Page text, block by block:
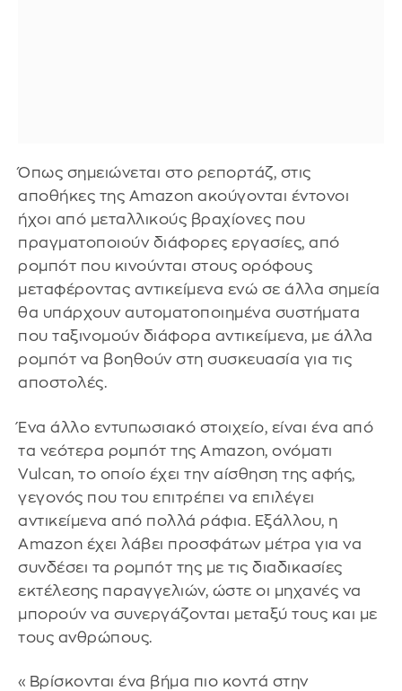
Όπως σημειώνεται στο ρεπορτάζ, στις
αποθήκες της Amazon ακούγονται έντονοι
ήχοι από μεταλλικούς βραχίονες που
πραγματοποιούν διάφορες εργασίες, από
ρομπότ που κινούνται στους ορόφους
μεταφέροντας αντικείμενα ενώ σε άλλα σημεία
θα υπάρχουν αυτοματοποιημένα συστήματα
που ταξινομούν διάφορα αντικείμενα, με άλλα
ρομπότ να βοηθούν στη συσκευασία για τις
αποστολές.
Ένα άλλο εντυπωσιακό στοιχείο, είναι ένα από
τα νεότερα ρομπότ της Amazon, ονόματι
Vulcan, το οποίο έχει την αίσθηση της αφής,
γεγονός που του επιτρέπει να επιλέγει
αντικείμενα από πολλά ράφια. Εξάλλου, η
Amazon έχει λάβει προσφάτων μέτρα για να
συνδέσει τα ρομπότ της με τις διαδικασίες
εκτέλεσης παραγγελιών, ώστε οι μηχανές να
μπορούν να συνεργάζονται μεταξύ τους και με
τους ανθρώπους.
«Βρίσκονται ένα βήμα πιο κοντά στην